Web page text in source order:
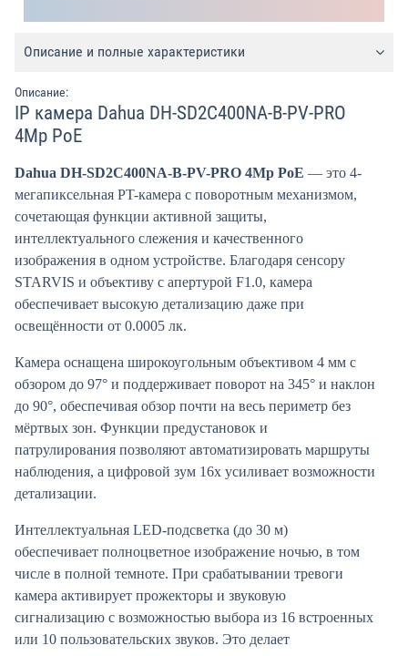
Описание и полные характеристики
Описание:
IP камера Dahua DH-SD2C400NA-B-PV-PRO
4Mp PoE
Dahua DH-SD2C400NA-B-PV-PRO 4Mp PoE — это 4-
мегапиксельная PT-камера с поворотным механизмом,
сочетающая функции активной защиты,
интеллектуального слежения и качественного
изображения в одном устройстве. Благодаря сенсору
STARVIS и объективу с апертурой F1.0, камера
обеспечивает высокую детализацию даже при
освещённости от 0.0005 лк.
Камера оснащена широкоугольным объективом 4 мм с
обзором до 97° и поддерживает поворот на 345° и наклон
до 90°, обеспечивая обзор почти на весь периметр без
мёртвых зон. Функции предустановок и
патрулирования позволяют автоматизировать маршруты
наблюдения, а цифровой зум 16x усиливает возможности
детализации.
Интеллектуальная LED-подсветка (до 30 м)
обеспечивает полноцветное изображение ночью, в том
числе в полной темноте. При срабатывании тревоги
камера активирует прожекторы и звуковую
сигнализацию с возможностью выбора из 16 встроенных
или 10 пользовательских звуков. Это делает